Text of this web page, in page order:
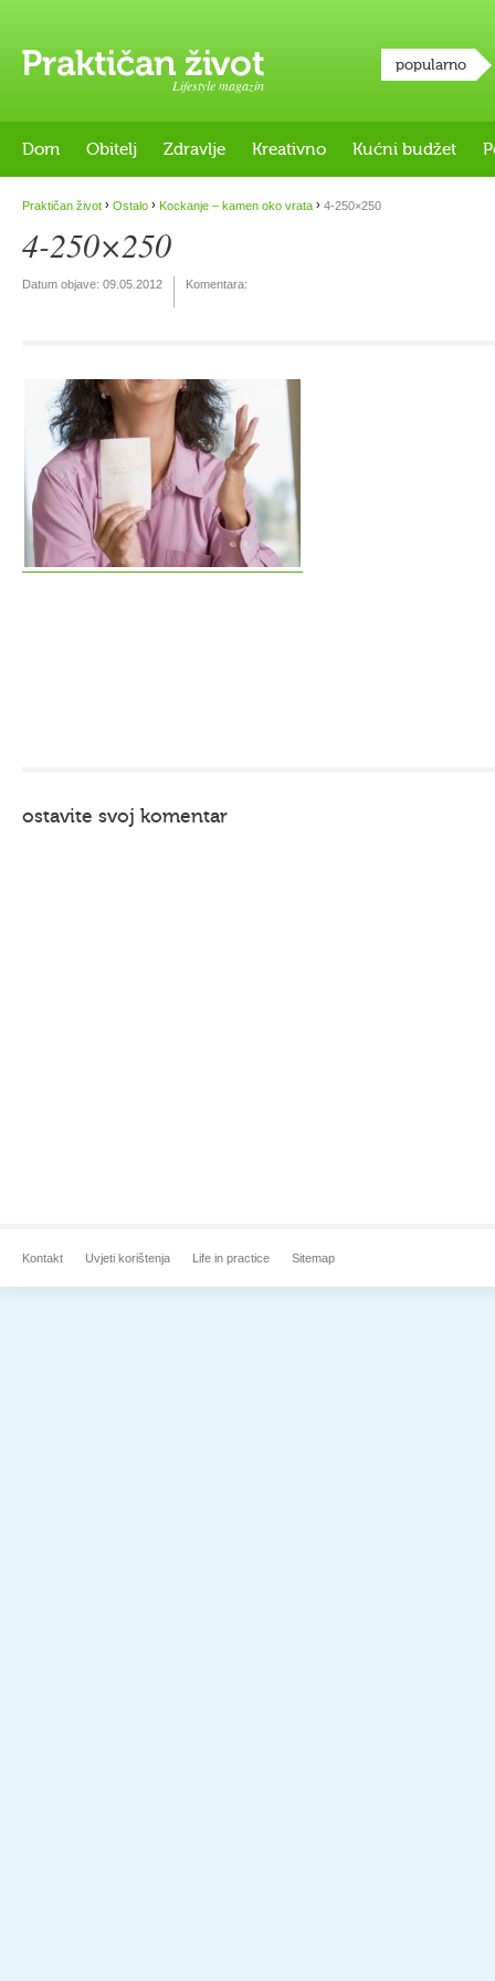
Lifestyle magazin
popularno
Dom Obitelj Zdravlje Kreativno Kućni budžet
Praktičan život › Ostalo › Kockanje – kamen oko vrata › 4-250×250
4-250×250
Datum objave: 09.05.2012 Komentara:
ostavite svoj komentar
Kontakt Uvjeti korištenja Life in practice Sitemap